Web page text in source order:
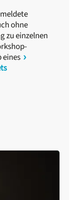
ohne
zu einzelnen
eines